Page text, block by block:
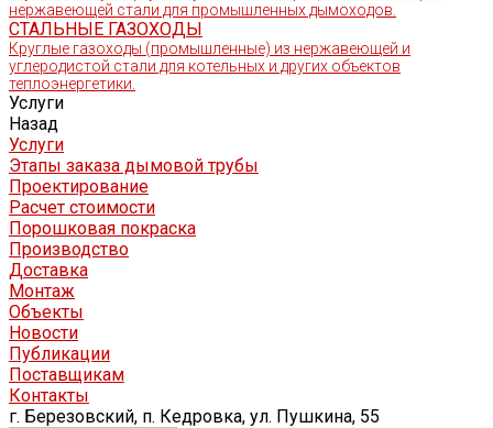
нержавеющей стали для промышленных дымоходов.
СТАЛЬНЫЕ ГАЗОХОДЫ
Круглые газоходы (промышленные) из нержавеющей и
углеродистой стали для котельных и других объектов
теплоэнергетики.
Услуги
Назад
Услуги
Этапы заказа дымовой трубы
Проектирование
Расчет стоимости
Порошковая покраска
Производство
Доставка
Монтаж
Объекты
Новости
Публикации
Поставщикам
Контакты
г. Березовский, п. Кедровка, ул. Пушкина, 55